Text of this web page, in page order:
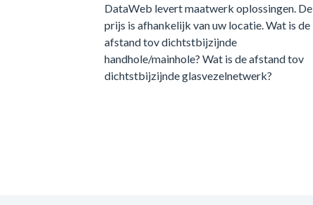
DataWeb levert maatwerk oplossingen. De
prijs is afhankelijk van uw locatie. Wat is de
afstand tov dichtstbijzijnde
handhole/mainhole? Wat is de afstand tov
dichtstbijzijnde glasvezelnetwerk?